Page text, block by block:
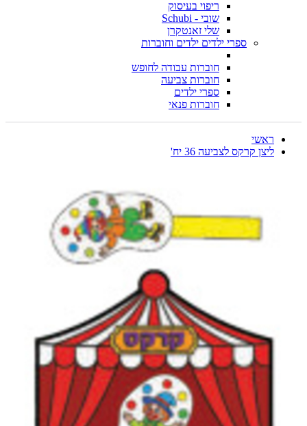
ריפוי בעיסוק
שובי - Schubi
שלי זאנטקרן
ספרי ילדים ילדים וחוברות
חוברות עבודה לחופש
חוברות צביעה
ספרי ילדים
חוברות פנאי
ראשי
ליצן קרקס לצביעה 36 יח'